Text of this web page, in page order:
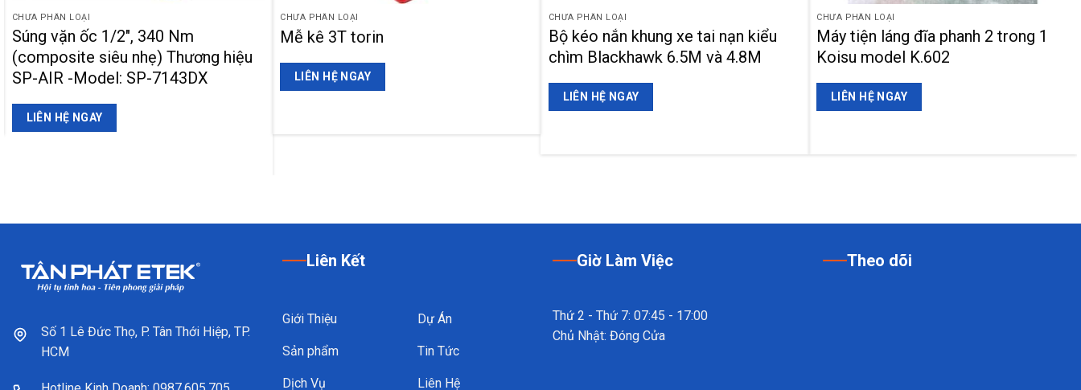
CHƯA PHÂN LOẠI
Súng vặn ốc 1/2″, 340 Nm
(composite siêu nhẹ) Thương hiệu
SP-AIR -Model: SP-7143DX
LIÊN HỆ NGAY
CHƯA PHÂN LOẠI
Mễ kê 3T torin
LIÊN HỆ NGAY
CHƯA PHÂN LOẠI
Bộ kéo nắn khung xe tai nạn kiểu
chìm Blackhawk 6.5M và 4.8M
LIÊN HỆ NGAY
CHƯA PHÂN LOẠI
Máy tiện láng đĩa phanh 2 trong 1
Koisu model K.602
LIÊN HỆ NGAY
Số 1 Lê Đức Thọ, P. Tân Thới Hiệp, TP.
HCM
Liên Kết
Giới Thiệu
Sản phẩm
Dịch Vụ
Dự Án
Tin Tức
Liên Hệ
Giờ Làm Việc
Thứ 2 - Thứ 7: 07:45 - 17:00
Chủ Nhật: Đóng Cửa
Theo dõi